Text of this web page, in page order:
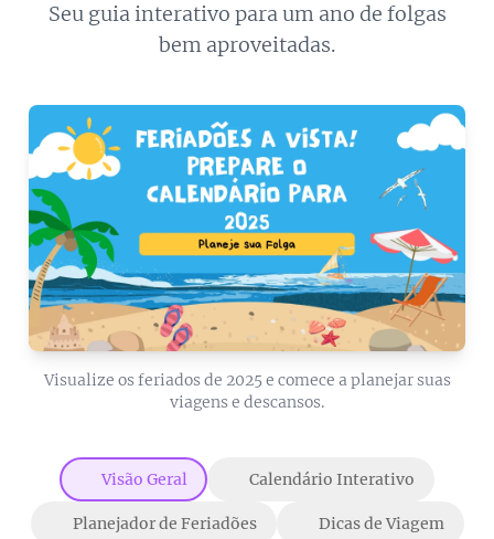
Seu guia interativo para um ano de folgas
bem aproveitadas.
Visualize os feriados de 2025 e comece a planejar suas
viagens e descansos.
🚀 Visão Geral 📅 Calendário Interativo
✨ Planejador de Feriadões 🌴 Dicas de Viagem